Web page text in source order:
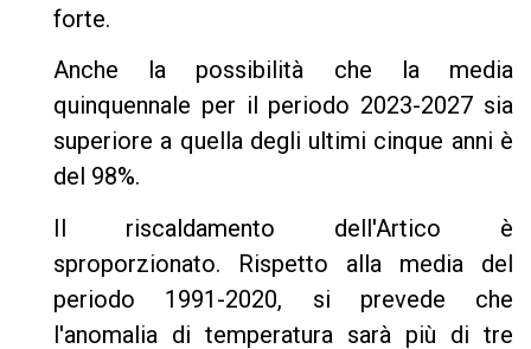
forte.
Anche la possibilità che la media
quinquennale per il periodo 2023-2027 sia
superiore a quella degli ultimi cinque anni è
del 98%.
Il riscaldamento dell'Artico è
sproporzionato. Rispetto alla media del
periodo 1991-2020, si prevede che
l'anomalia di temperatura sarà più di tre